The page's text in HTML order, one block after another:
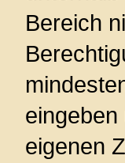
Bereich
eigenen